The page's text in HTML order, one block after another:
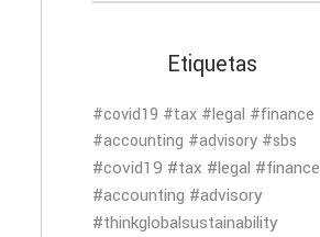
Etiquetas
#covid19 #tax #legal #finance
#accounting #advisory #sbs
#covid19 #tax #legal #finance
#accounting #advisory
#thinkglobalsustainability